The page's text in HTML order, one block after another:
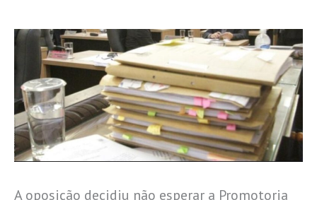
A oposição decidiu não esperar a Promotoria